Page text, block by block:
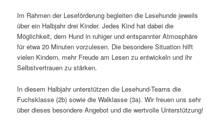
Im Rahmen der Leseförderung begleiten die Lesehunde jeweils
über ein Halbjahr drei Kinder. Jedes Kind hat dabei die
Möglichkeit, dem Hund in ruhiger und entspannter Atmosphäre
für etwa 20 Minuten vorzulesen. Die besondere Situation hilft
vielen Kindern, mehr Freude am Lesen zu entwickeln und ihr
Selbstvertrauen zu stärken.
In diesem Halbjahr unterstützen die Lesehund-Teams die
Fuchsklasse (2b) sowie die Walklasse (3a). Wir freuen uns sehr
über dieses besondere Angebot und die wertvolle Unterstützung!